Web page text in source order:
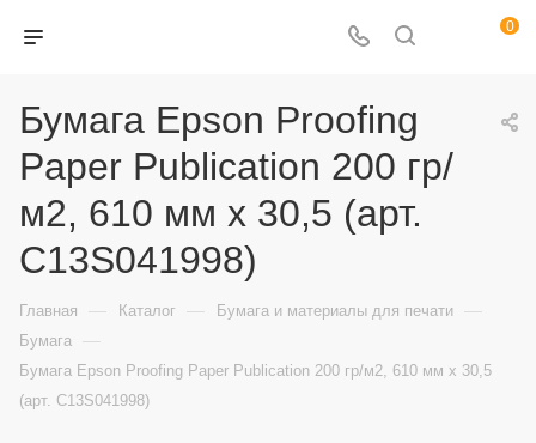
0
Бумага Epson Proofing
Paper Publication 200 гр/
м2, 610 мм х 30,5 (арт.
C13S041998)
Главная — Каталог — Бумага и материалы для печати —
Бумага —
Бумага Epson Proofing Paper Publication 200 гр/м2, 610 мм х 30,5
(арт. C13S041998)